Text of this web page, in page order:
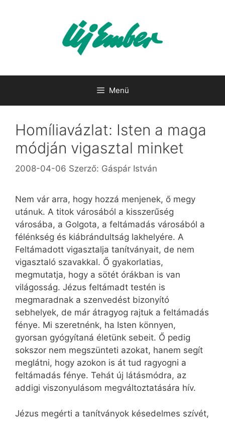
Menü
Homíliavázlat: Isten a maga
módján vigasztal minket
2008-04-06 Szerző: Gáspár István
Nem vár arra, hogy hozzá menjenek, ő megy
utánuk. A titok városából a kisszerűség
városába, a Golgota, a feltámadás városából a
félénkség és kiábrándultság lakhelyére. A
Feltámadott vigasztalja tanítványait, de nem
vigasztaló szavakkal. Ő gyakorlatias,
megmutatja, hogy a sötét órákban is van
világosság. Jézus feltámadt testén is
megmaradnak a szenvedést bizonyító
sebhelyek, de már átragyog rajtuk a feltámadás
fénye. Mi szeretnénk, ha Isten könnyen,
gyorsan gyógyítaná életünk sebeit. Ő pedig
sokszor nem megszünteti azokat, hanem segít
meglátni, hogy azokon is át tud ragyogni a
feltámadás fénye. Tehát új látásmódra, az
addigi viszonyulásom megváltoztatására hív.
Jézus megérti a tanítványok késedelmes szívét,